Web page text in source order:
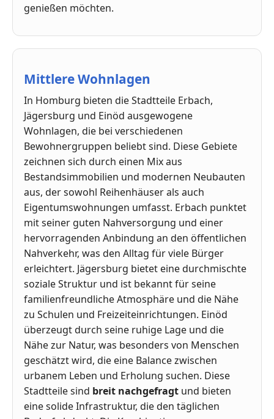
genießen möchten.
Mittlere Wohnlagen
In Homburg bieten die Stadtteile Erbach,
Jägersburg und Einöd ausgewogene
Wohnlagen, die bei verschiedenen
Bewohnergruppen beliebt sind. Diese Gebiete
zeichnen sich durch einen Mix aus
Bestandsimmobilien und modernen Neubauten
aus, der sowohl Reihenhäuser als auch
Eigentumswohnungen umfasst. Erbach punktet
mit seiner guten Nahversorgung und einer
hervorragenden Anbindung an den öffentlichen
Nahverkehr, was den Alltag für viele Bürger
erleichtert. Jägersburg bietet eine durchmischte
soziale Struktur und ist bekannt für seine
familienfreundliche Atmosphäre und die Nähe
zu Schulen und Freizeiteinrichtungen. Einöd
überzeugt durch seine ruhige Lage und die
Nähe zur Natur, was besonders von Menschen
geschätzt wird, die eine Balance zwischen
urbanem Leben und Erholung suchen. Diese
Stadtteile sind breit nachgefragt und bieten
eine solide Infrastruktur, die den täglichen